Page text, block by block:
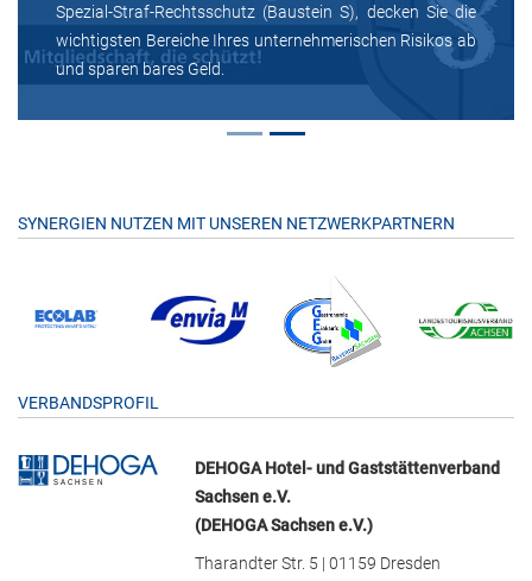
Spezial-Straf-Rechtsschutz (Baustein S), decken Sie die
wichtigsten Bereiche Ihres unternehmerischen Risikos ab
und sparen bares Geld.
SYNERGIEN NUTZEN MIT UNSEREN NETZWERKPARTNERN
VERBANDSPROFIL
DEHOGA Hotel- und Gaststättenverband
Sachsen e.V.
(DEHOGA Sachsen e.V.)
Tharandter Str. 5 | 01159 Dresden